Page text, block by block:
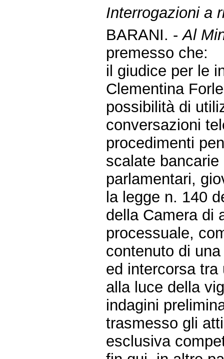
Interrogazioni a
BARANI. -Al
premesso che:
il giudice per le
Clementina
possibilità di
conversazioni
procedimenti
scalate bancarie
parlamentari,
la legge n. 140
della Camera di
processuale,
contenuto di
ed intercorsa tra
alla luce della
indagini
trasmesso gli
esclusiva